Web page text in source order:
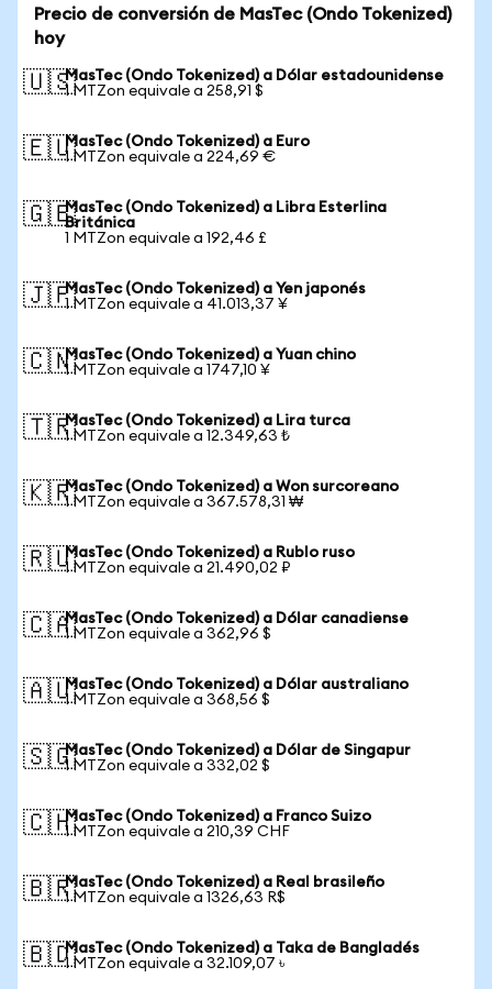
Precio de conversión de MasTec (Ondo Tokenized)
hoy
🇺🇸MasTec (Ondo Tokenized) a Dólar estadounidense
1 MTZon equivale a 258,91 $
🇪🇺MasTec (Ondo Tokenized) a Euro
1 MTZon equivale a 224,69 €
🇬🇧MasTec (Ondo Tokenized) a Libra Esterlina
Británica
1 MTZon equivale a 192,46 £
🇯🇵MasTec (Ondo Tokenized) a Yen japonés
1 MTZon equivale a 41.013,37 ¥
🇨🇳MasTec (Ondo Tokenized) a Yuan chino
1 MTZon equivale a 1747,10 ¥
🇹🇷MasTec (Ondo Tokenized) a Lira turca
1 MTZon equivale a 12.349,63 ₺
🇰🇷MasTec (Ondo Tokenized) a Won surcoreano
1 MTZon equivale a 367.578,31 ₩
🇷🇺MasTec (Ondo Tokenized) a Rublo ruso
1 MTZon equivale a 21.490,02 ₽
🇨🇦MasTec (Ondo Tokenized) a Dólar canadiense
1 MTZon equivale a 362,96 $
🇦🇺MasTec (Ondo Tokenized) a Dólar australiano
1 MTZon equivale a 368,56 $
🇸🇬MasTec (Ondo Tokenized) a Dólar de Singapur
1 MTZon equivale a 332,02 $
🇨🇭MasTec (Ondo Tokenized) a Franco Suizo
1 MTZon equivale a 210,39 CHF
🇧🇷MasTec (Ondo Tokenized) a Real brasileño
1 MTZon equivale a 1326,63 R$
🇧🇩MasTec (Ondo Tokenized) a Taka de Bangladés
1 MTZon equivale a 32.109,07 ৳